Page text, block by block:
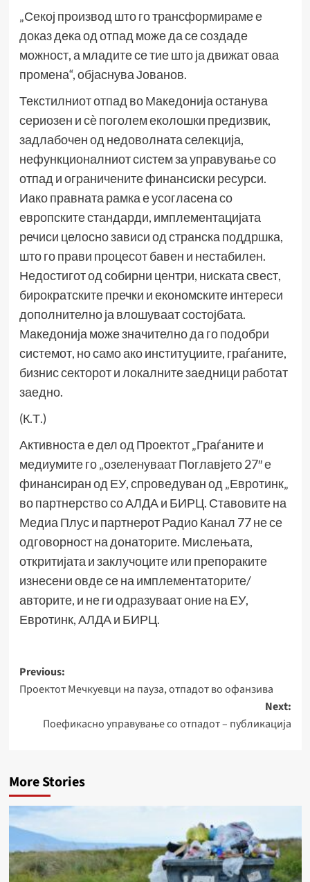
„Секој производ што го трансформираме е
доказ дека од отпад може да се создаде
можност, а младите се тие што ја движат оваа
промена“, објаснува Јованов.
Текстилниот отпад во Македонија останува
сериозен и сѐ поголем еколошки предизвик,
задлабочен од недоволната селекција,
нефункционалниот систем за управување со
отпад и ограничените финансиски ресурси.
Иако правната рамка е усогласена со
европските стандарди, имплементацијата
речиси целосно зависи од странска поддршка,
што го прави процесот бавен и нестабилен.
Недостигот од собирни центри, ниската свест,
бирократските пречки и економските интереси
дополнително ја влошуваат состојбата.
Македонија може значително да го подобри
системот, но само ако институциите, граѓаните,
бизнис секторот и локалните заедници работат
заедно.
(К.Т.)
Активноста е дел од Проектот „Граѓаните и
медиумите го „озеленуваат Поглавјето 27″ е
финансиран од ЕУ, спроведуван од „Евротинк„
во партнерство со АЛДА и БИРЦ. Ставовите на
Медиа Плус и партнерот Радио Канал 77 не се
одговорност на донаторите. Мислењата,
откритијата и заклучоците или препораките
изнесени овде се на имплементаторите/
авторите, и не ги одразуваат оние на ЕУ,
Евротинк, АЛДА и БИРЦ.
Post
navigation
Previous:
Проектот Мечкуевци на пауза, отпадот во офанзива
Next:
Поефикасно управување со отпадот – публикација
More Stories